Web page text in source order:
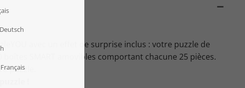
avec un effet de surprise inclus : votre puzzle de
boîtes SMART amovibles comportant chacune 25 pièces.
puzzle.
!